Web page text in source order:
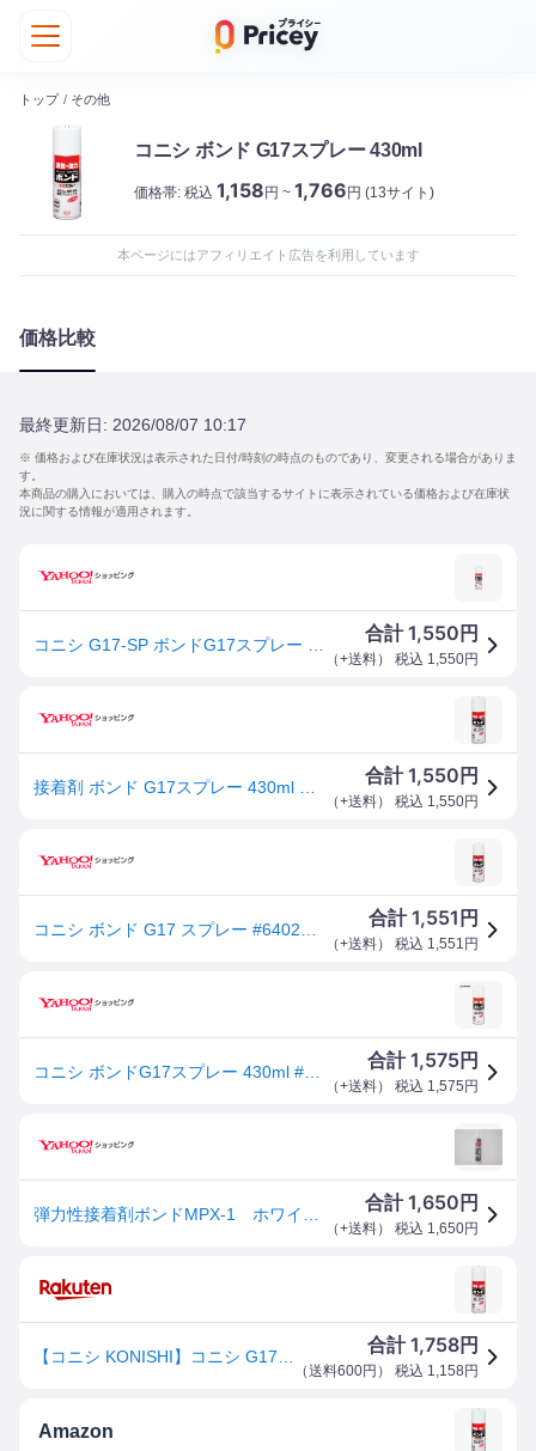
トップ / その他
コニシ ボンド G17スプレー 430ml
価格帯: 税込 1,158 円 ~ 1,766 円 (13サイト)
本ページにはアフィリエイト広告を利用しています
価格比較
最終更新日: 2026/08/07 10:17
※ 価格および在庫状況は表示された日付/時刻の時点のものであり、変更される場合がありま
す。
本商品の購入においては、購入の時点で該当するサイトに表示されている価格および在庫状
況に関する情報が適用されます。
合計1,550 円
（+送料） 税込 1,550円
合計1,550 円
（+送料） 税込 1,550円
合計1,551 円
（+送料） 税込 1,551 円
合計1,575円
（+送料） 税込 1,575 円
合計1,650 円
（+送料） 税込 1,650円
合計1,758円
（送料600円 ） 税込 1,158 円
Amazon